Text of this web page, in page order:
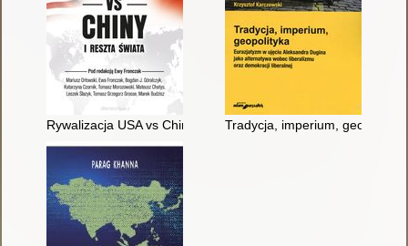
Rywalizacja USA vs Chiny i reszta świataTradycja, imperium,